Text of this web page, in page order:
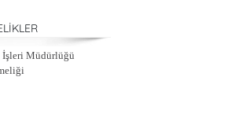
Müdürlüğü